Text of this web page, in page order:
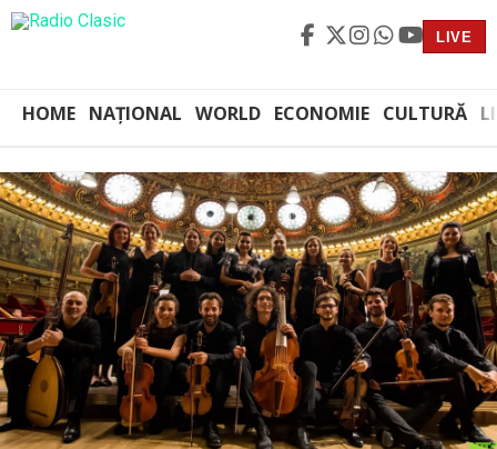
LIVE
HOME NAȚIONAL WORLD ECONOMIE CULTURĂ